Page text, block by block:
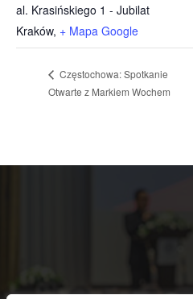
al. Krasińskiego 1 - Jubilat
Kraków, + Mapa Google
Częstochowa: Spotkanie
Otwarte z Markiem Wochem